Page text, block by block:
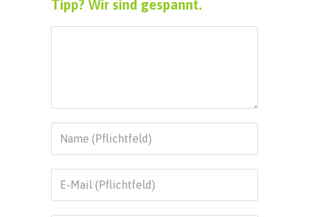
Tipp? Wir sind gespannt.